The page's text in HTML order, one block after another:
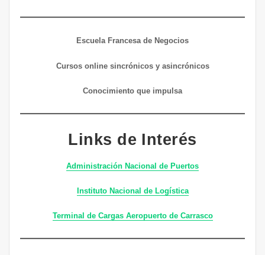
Escuela Francesa de Negocios
Cursos online sincrónicos y asincrónicos
Conocimiento que impulsa
Links de Interés
Administración Nacional de Puertos
Instituto Nacional de Logística
Terminal de Cargas Aeropuerto de Carrasco